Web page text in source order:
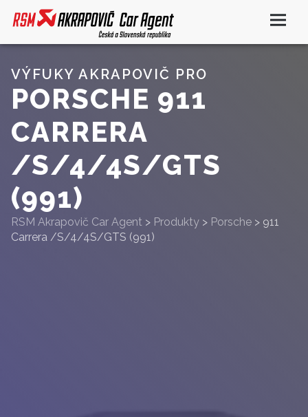
VÝFUKY AKRAPOVIČ PRO
PORSCHE 911
CARRERA
/S/4/4S/GTS
(991)
RSM Akrapovič Car Agent > Produkty > Porsche > 911
Carrera /S/4/4S/GTS (991)